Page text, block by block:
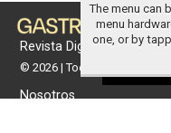
Revista Digital de
© 2026 | Todos los derechos
Nosotros
The menu can
menu
one, or by
de
Política de